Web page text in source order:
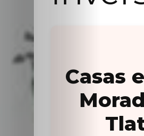
Casas